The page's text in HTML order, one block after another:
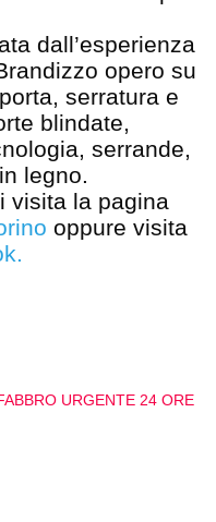
dall’esperienza
opero su
serratura e
blindate,
serrande,
legno.
visita la pagina
oppure visita
.
URGENTE 24 ORE